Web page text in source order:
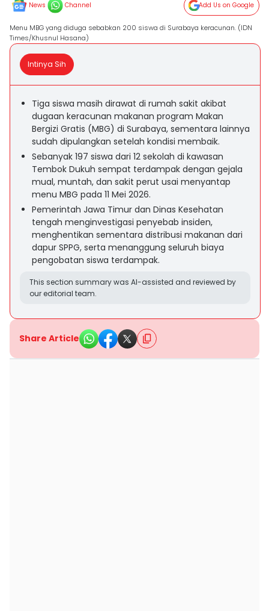
News Channel Add Us on Google
Menu MBG yang diduga sebabkan 200 siswa di Surabaya keracunan. (IDN
Times/Khusnul Hasana)
Intinya Sih
Tiga siswa masih dirawat di rumah sakit akibat
dugaan keracunan makanan program Makan
Bergizi Gratis (MBG) di Surabaya, sementara lainnya
sudah dipulangkan setelah kondisi membaik.
Sebanyak 197 siswa dari 12 sekolah di kawasan
Tembok Dukuh sempat terdampak dengan gejala
mual, muntah, dan sakit perut usai menyantap
menu MBG pada 11 Mei 2026.
Pemerintah Jawa Timur dan Dinas Kesehatan
tengah menginvestigasi penyebab insiden,
menghentikan sementara distribusi makanan dari
dapur SPPG, serta menanggung seluruh biaya
pengobatan siswa terdampak.
This section summary was AI-assisted and reviewed by
our editorial team.
Share Article